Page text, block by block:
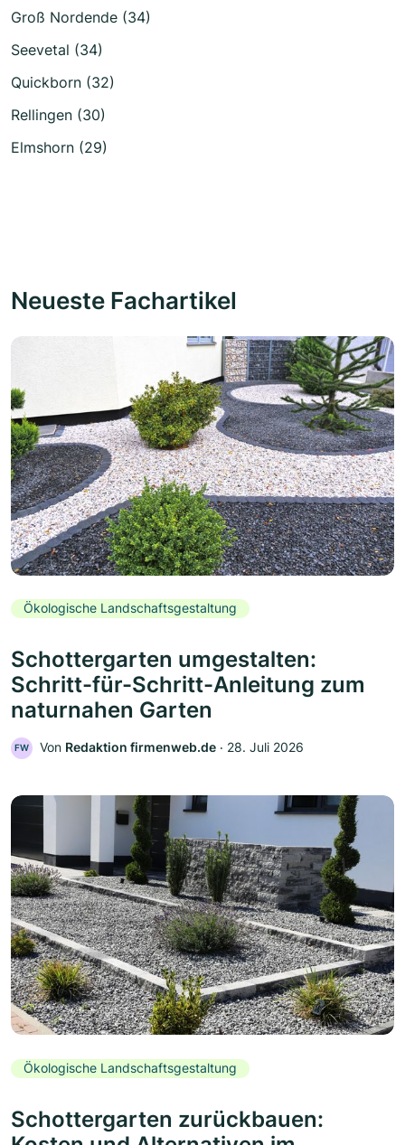
Groß Nordende (34)
Seevetal (34)
Quickborn (32)
Rellingen (30)
Elmshorn (29)
Neueste Fachartikel
Ökologische Landschaftsgestaltung
Schottergarten umgestalten:
Schritt-für-Schritt-Anleitung zum
naturnahen Garten
FW Von Redaktion firmenweb.de ‧ 28. Juli 2026
Ökologische Landschaftsgestaltung
Schottergarten zurückbauen: